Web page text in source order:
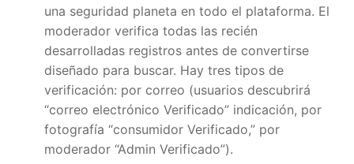
una seguridad planeta en todo el plataforma. El
moderador verifica todas las recién
desarrolladas registros antes de convertirse
diseñado para buscar. Hay tres tipos de
verificación: por correo (usuarios descubrirá
“correo electrónico Verificado” indicación, por
fotografía “consumidor Verificado,” por
moderador “Admin Verificado”).